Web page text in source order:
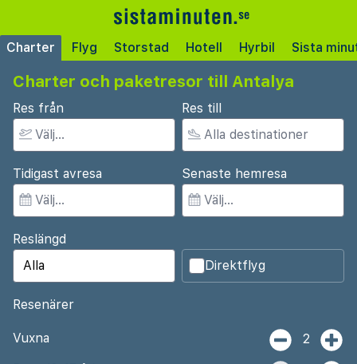
Charter Flyg Storstad Hotell Hyrbil Sista
Charter och paketresor till Antalya
Res från Res till
Tidigast avresa Senaste hemresa
Reslängd
Direktflyg
Resenärer
Vuxna 2